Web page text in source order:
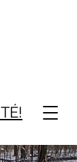
TÉ!